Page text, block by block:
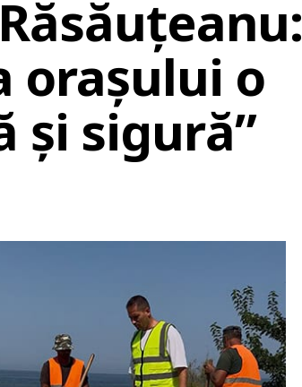
orașului o
și sigură”